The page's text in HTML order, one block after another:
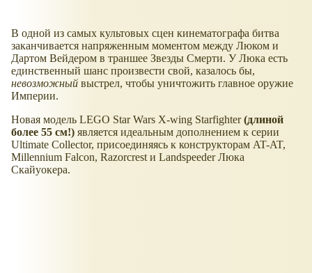
В одной из самых культовых сцен кинематографа битва
заканчивается напряженным моментом между Люком и
Дартом Вейдером в траншее Звезды Смерти. У Люка есть
единственный шанс произвести свой, казалось бы,
невозможный выстрел, чтобы уничтожить главное оружие
Империи.
Новая модель LEGO Star Wars X-wing Starfighter(длиной
более 55 см!) является идеальным дополнением к серии
Ultimate Collector, присоединяясь к конструкторам AT-AT,
Millennium Falcon, Razorcrest и Landspeeder Люка
Скайуокера.